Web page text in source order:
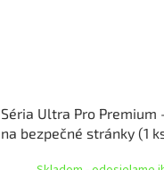
Séria Ultra Pro Premium
na bezpečné stránky (1